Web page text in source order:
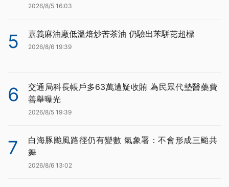
2026/8/5 16:03
5 嘉義麻油廠低溫焙炒苦茶油 仍驗出苯駢芘超標
2026/8/6 19:39
6
交通局科長帳戶多63萬遭疑收賄 為民眾代墊醫藥費
善舉曝光
2026/8/5 19:39
7
白海豚颱風路徑仍有變數 氣象署：不會形成三颱共
舞
2026/8/6 13:02